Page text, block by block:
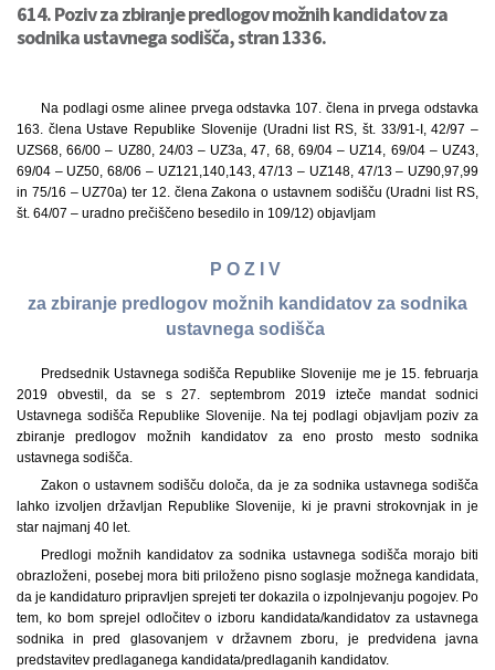
614. Poziv za zbiranje predlogov možnih kandidatov za
sodnika ustavnega sodišča, stran 1336.
Na podlagi osme alinee prvega odstavka 107. člena in prvega odstavka
163. člena Ustave Republike Slovenije (Uradni list RS, št. 33/91-I, 42/97 –
UZS68, 66/00 – UZ80, 24/03 – UZ3a, 47, 68, 69/04 – UZ14, 69/04 – UZ43,
69/04 – UZ50, 68/06 – UZ121,140,143, 47/13 – UZ148, 47/13 – UZ90,97,99
in 75/16 – UZ70a) ter 12. člena Zakona o ustavnem sodišču (Uradni list RS,
št. 64/07 – uradno prečiščeno besedilo in 109/12) objavljam
P O Z I V
za zbiranje predlogov možnih kandidatov za sodnika
ustavnega sodišča
Predsednik Ustavnega sodišča Republike Slovenije me je 15. februarja
2019 obvestil, da se s 27. septembrom 2019 izteče mandat sodnici
Ustavnega sodišča Republike Slovenije. Na tej podlagi objavljam poziv za
zbiranje predlogov možnih kandidatov za eno prosto mesto sodnika
ustavnega sodišča.
Zakon o ustavnem sodišču določa, da je za sodnika ustavnega sodišča
lahko izvoljen državljan Republike Slovenije, ki je pravni strokovnjak in je
star najmanj 40 let.
Predlogi možnih kandidatov za sodnika ustavnega sodišča morajo biti
obrazloženi, posebej mora biti priloženo pisno soglasje možnega kandidata,
da je kandidaturo pripravljen sprejeti ter dokazila o izpolnjevanju pogojev. Po
tem, ko bom sprejel odločitev o izboru kandidata/kandidatov za ustavnega
sodnika in pred glasovanjem v državnem zboru, je predvidena javna
predstavitev predlaganega kandidata/predlaganih kandidatov.